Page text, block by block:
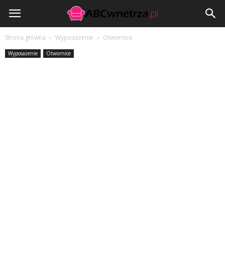
ABCwnetrza.pl
Strona główna Wyposażenie Otwornice
Wyposażenie Otwornice